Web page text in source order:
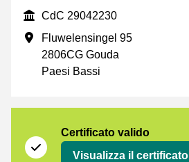
CdC
CdC 29042230
Indirizzo commerciale
Fluwelensingel 95
2806CG Gouda
Paesi Bassi
Certificato valido
Visualizza il certificato